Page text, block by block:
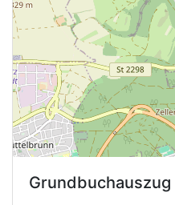
Grundbuchauszug